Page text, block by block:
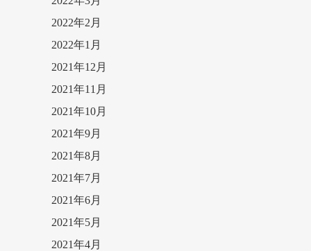
2022年2月
2022年1月
2021年12月
2021年11月
2021年10月
2021年9月
2021年8月
2021年7月
2021年6月
2021年5月
2021年4月